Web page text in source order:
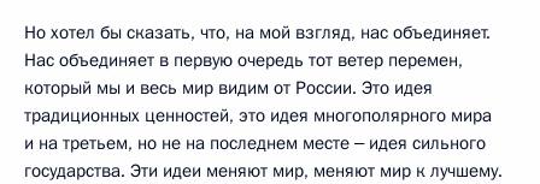
Но хотел бы сказать, что, на мой взгляд, нас объединяет.
Нас объединяет в первую очередь тот ветер перемен,
который мы и весь мир видим от России. Это идея
традиционных ценностей, это идея многополярного мира
и на третьем, но не на последнем месте ‒ идея сильного
государства. Эти идеи меняют мир, меняют мир к лучшему.